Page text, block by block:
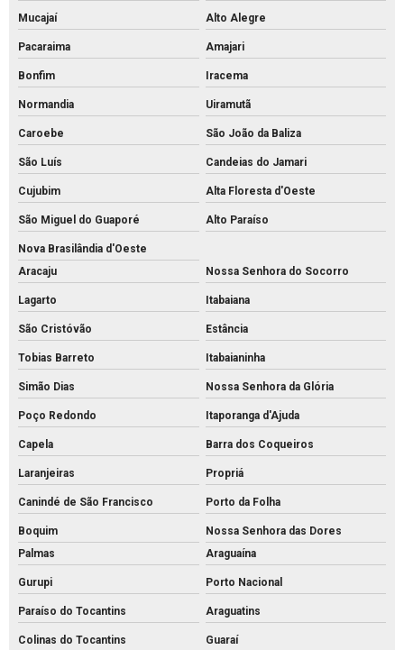
Mucajaí Alto Alegre
Pacaraima Amajari
Bonfim Iracema
Normandia Uiramutã
Caroebe São João da Baliza
São Luís Candeias do Jamari
Cujubim Alta Floresta d'Oeste
São Miguel do Guaporé Alto Paraíso
Nova Brasilândia d'Oeste
Aracaju
Nossa Senhora do Socorro
Lagarto Itabaiana
São Cristóvão Estância
Tobias Barreto Itabaianinha
Simão Dias Nossa Senhora da Glória
Poço Redondo Itaporanga d'Ajuda
Capela Barra dos Coqueiros
Laranjeiras Propriá
Canindé de São Francisco Porto da Folha
Boquim
Nossa Senhora das Dores
Palmas
Araguaína
Gurupi Porto Nacional
Paraíso do Tocantins Araguatins
Colinas do Tocantins Guaraí